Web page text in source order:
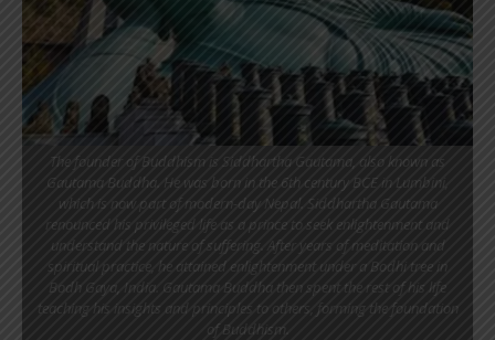
The founder of Buddhism is Siddhartha Gautama, also known as
Gautama Buddha. He was born in the 6th century BCE in Lumbini,
which is now part of modern-day Nepal. Siddhartha Gautama
renounced his privileged life as a prince to seek enlightenment and
understand the nature of suffering. After years of meditation and
spiritual practice, he attained enlightenment under a Bodhi tree in
Bodh Gaya, India. Gautama Buddha then spent the rest of his life
teaching his insights and principles to others, forming the foundation
of Buddhism.